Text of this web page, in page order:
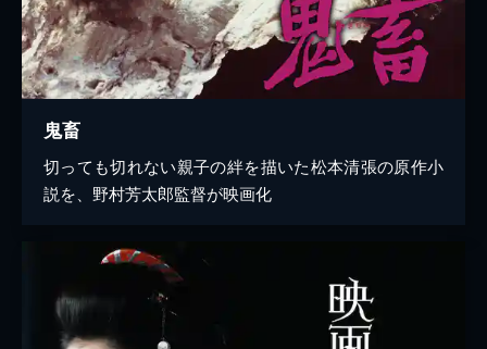
鬼畜
切っても切れない親子の絆を描いた松本清張の原作小
説を、野村芳太郎監督が映画化